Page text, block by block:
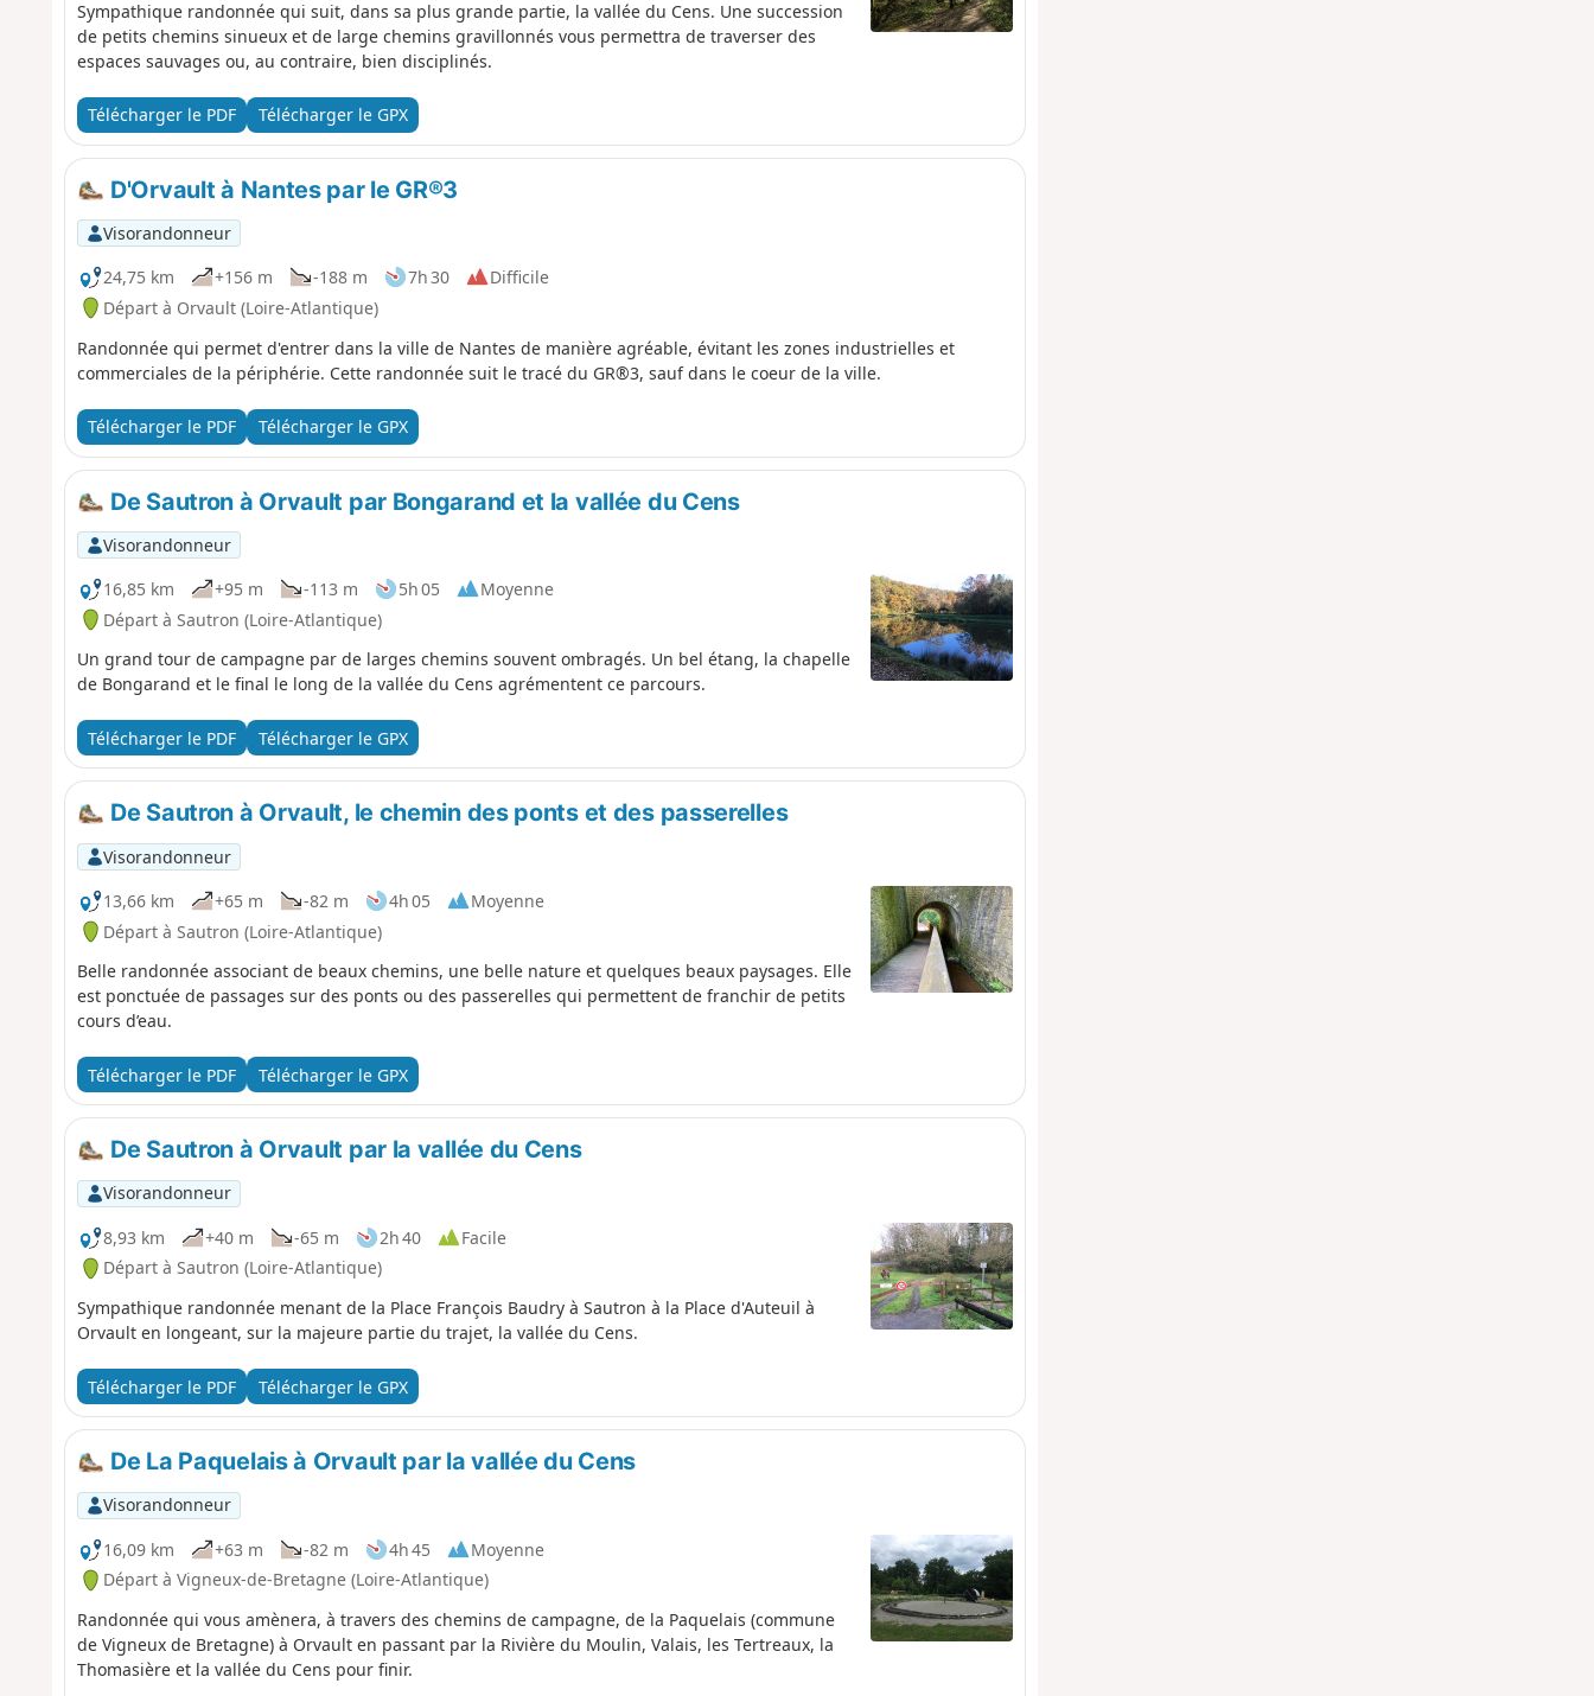
Sympathique randonnée qui suit, dans sa plus grande partie, la vallée du Cens. Une succession
de petits chemins sinueux et de large chemins gravillonnés vous permettra de traverser des
espaces sauvages ou, au contraire, bien disciplinés.
Télécharger le PDF Télécharger le GPX
D'Orvault à Nantes par le GR®3
Visorandonneur
24,75 km
+156 m -188 m 7h 30
Difficile
Départ à Orvault (Loire-Atlantique)
Randonnée qui permet d'entrer dans la ville de Nantes de manière agréable, évitant les zones industrielles et
commerciales de la périphérie. Cette randonnée suit le tracé du GR®3, sauf dans le coeur de la ville.
Télécharger le PDF Télécharger le GPX
De Sautron à Orvault par Bongarand et la vallée du Cens
Visorandonneur
16,85 km
+95 m -113 m 5h 05
Moyenne
Départ à Sautron (Loire-Atlantique)
Un grand tour de campagne par de larges chemins souvent ombragés. Un bel étang, la chapelle
de Bongarand et le final le long de la vallée du Cens agrémentent ce parcours.
Télécharger le PDF Télécharger le GPX
De Sautron à Orvault, le chemin des ponts et des passerelles
Visorandonneur
13,66 km
+65 m -82 m 4h 05
Moyenne
Départ à Sautron (Loire-Atlantique)
Belle randonnée associant de beaux chemins, une belle nature et quelques beaux paysages. Elle
est ponctuée de passages sur des ponts ou des passerelles qui permettent de franchir de petits
cours d’eau.
Télécharger le PDF Télécharger le GPX
De Sautron à Orvault par la vallée du Cens
Visorandonneur
8,93 km
+40 m -65 m 2h 40
Facile
Départ à Sautron (Loire-Atlantique)
Sympathique randonnée menant de la Place François Baudry à Sautron à la Place d'Auteuil à
Orvault en longeant, sur la majeure partie du trajet, la vallée du Cens.
Télécharger le PDF Télécharger le GPX
De La Paquelais à Orvault par la vallée du Cens
Visorandonneur
16,09 km
+63 m -82 m 4h 45
Moyenne
Départ à Vigneux-de-Bretagne (Loire-Atlantique)
Randonnée qui vous amènera, à travers des chemins de campagne, de la Paquelais (commune
de Vigneux de Bretagne) à Orvault en passant par la Rivière du Moulin, Valais, les Tertreaux, la
Thomasière et la vallée du Cens pour finir.